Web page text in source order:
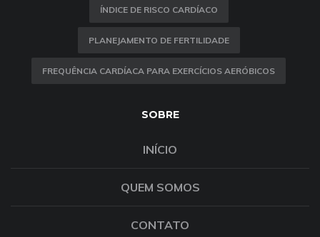
ÍNDICE DE RISCO CARDÍACO
PLANEJAMENTO DE FERTILIDADE
FREQUÊNCIA CARDÍACA PARA EXERCÍCIOS AERÓBICOS
SOBRE
INÍCIO
QUEM SOMOS
CONTATO